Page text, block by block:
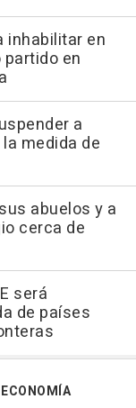
inhabilitar en
en
a
medida de
abuelos y a
cerca de
será
de países
ECONOMÍA